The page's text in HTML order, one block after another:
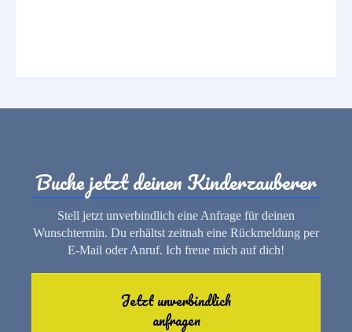
Buche jetzt deinen Kinderzauberer
Stell jetzt unverbindlich eine Anfrage für deinen
Wunschtermin. Du erhältst zeitnah eine Rückmeldung per
E-Mail oder Anruf. Ich freue mich auf dich!
Jetzt unverbindlich
anfragen